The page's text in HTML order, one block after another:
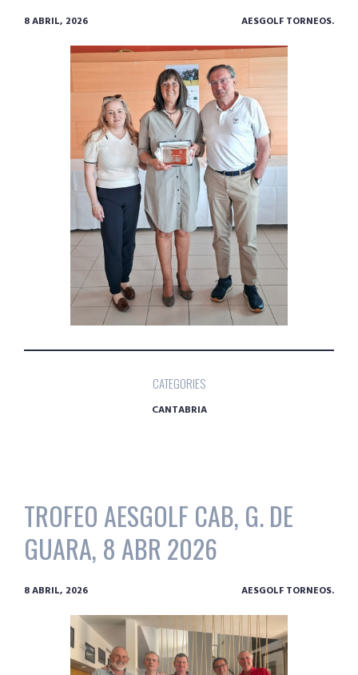
8 ABRIL, 2026 AESGOLF TORNEOS.
CATEGORIES
CANTABRIA
TROFEO AESGOLF CAB, G. DE
GUARA, 8 ABR 2026
8 ABRIL, 2026 AESGOLF TORNEOS.